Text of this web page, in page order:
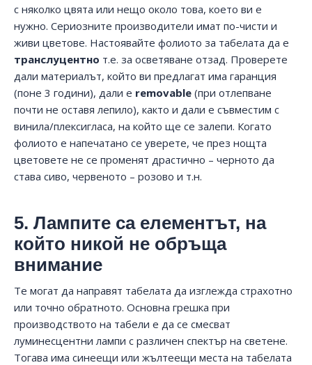
с няколко цвята или нещо около това, което ви е
нужно. Сериозните производители имат по-чисти и
живи цветове. Настоявайте фолиото за табелата да е
транслуцентно т.е. за осветяване отзад. Проверете
дали материалът, който ви предлагат има гаранция
(поне 3 години), дали е remоvable (при отлепване
почти не оставя лепило), както и дали е съвместим с
винила/плексигласа, на който ще се залепи. Когато
фолиото е напечатано се уверете, че през нощта
цветовете не се променят драстично – черното да
става сиво, червеното – розово и т.н.
5. Лампите са елементът, на
който никой не обръща
внимание
Те могат да направят табелата да изглежда страхотно
или точно обратното. Основна грешка при
производството на табели е да се смесват
луминесцентни лампи с различен спектър на светене.
Тогава има синеещи или жълтеещи места на табелата